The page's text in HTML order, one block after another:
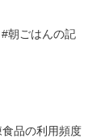
朝ごはんの記
品の利用頻度